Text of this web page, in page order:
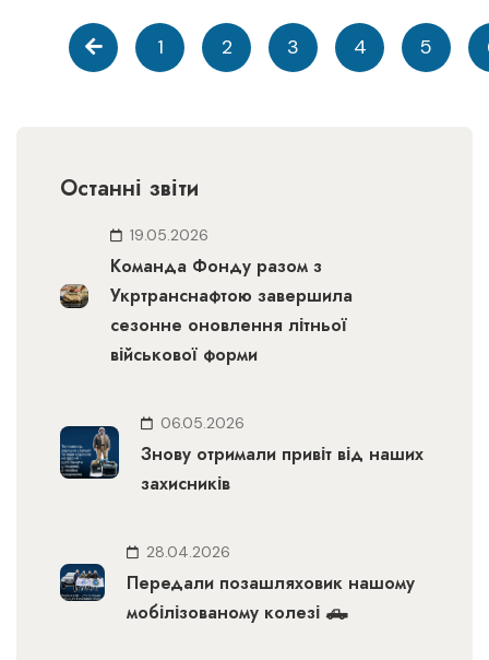
1 2 3 4 5
Останні звіти
19.05.2026
Команда Фонду разом з
Укртранснафтою завершила
сезонне оновлення літньої
військової форми
06.05.2026
Знову отримали привіт від наших
захисників
28.04.2026
Передали позашляховик нашому
мобілізованому колезі 🛻